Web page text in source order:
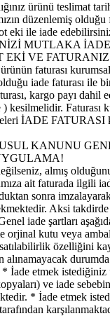
ürünü teslimat
düzenlemiş olduğu
eki ile iade
MUTLAKA
EKİ VE
faturası
iade faturası ile
kargo payı dahil
kesilmelidir. Faturası
İADE FATURASI
KANUNU
almış
ait faturada ilgili
sonra
Aksi
iade şartları
orjinal kutu veya
özelliğini
alınamayacak
İade etmek
ve iade
* İade etmek